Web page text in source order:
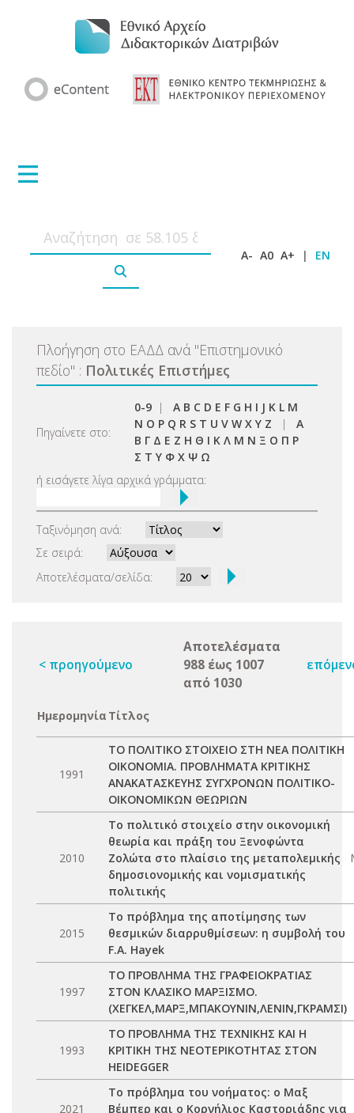
A- A0 A+ | EN
Πλοήγηση στο ΕΑΔΔ ανά "Επιστημονικό
πεδίο" : Πολιτικές Επιστήμες
Πηγαίνετε στο:
0-9 | A B C D E F G H I J K L M
N O P Q R S T U V W X Y Z | Α
Β Γ Δ Ε Ζ Η Θ Ι Κ Λ Μ Ν Ξ Ο Π Ρ
Σ Τ Υ Φ Χ Ψ Ω
ή εισάγετε λίγα αρχικά γράμματα:
Ταξινόμηση ανά:
Σε σειρά:
Αποτελέσματα/σελίδα:
< προηγούμενο
Αποτελέσματα
988 έως 1007
από 1030
Ημερομηνία Τίτλος
1991
ΤΟ ΠΟΛΙΤΙΚΟ ΣΤΟΙΧΕΙΟ ΣΤΗ ΝΕΑ ΠΟΛΙΤΙΚΗ
ΟΙΚΟΝΟΜΙΑ. ΠΡΟΒΛΗΜΑΤΑ ΚΡΙΤΙΚΗΣ
ΑΝΑΚΑΤΑΣΚΕΥΗΣ ΣΥΓΧΡΟΝΩΝ ΠΟΛΙΤΙΚΟ-
ΟΙΚΟΝΟΜΙΚΩΝ ΘΕΩΡΙΩΝ
2010
Το πολιτικό στοιχείο στην οικονομική
θεωρία και πράξη του Ξενοφώντα
Ζολώτα στο πλαίσιο της μεταπολεμικής
δημοσιονομικής και νομισματικής
πολιτικής
2015
Το πρόβλημα της αποτίμησης των
θεσμικών διαρρυθμίσεων: η συμβολή του
F.A. Hayek
1997
ΤΟ ΠΡΟΒΛΗΜΑ ΤΗΣ ΓΡΑΦΕΙΟΚΡΑΤΙΑΣ
ΣΤΟΝ ΚΛΑΣΙΚΟ ΜΑΡΞΙΣΜΟ.
(ΧΕΓΚΕΛ,ΜΑΡΞ,ΜΠΑΚΟΥΝΙΝ,ΛΕΝΙΝ,ΓΚΡΑΜΣΙ)
1993
ΤΟ ΠΡΟΒΛΗΜΑ ΤΗΣ ΤΕΧΝΙΚΗΣ ΚΑΙ Η
ΚΡΙΤΙΚΗ ΤΗΣ ΝΕΟΤΕΡΙΚΟΤΗΤΑΣ ΣΤΟΝ
HEIDEGGER
2021
Το πρόβλημα του νοήματος: ο Μαξ
Βέμπερ και ο Κορνήλιος Καστοριάδης για